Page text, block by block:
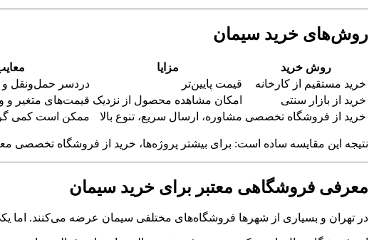
روش‌های خرید سیمان
روش خرید مزایا
خرید مستقیم از کارخانه
قیمت پایین‌تر
دردسر حمل‌ونقل و
خرید از بازار سنتی
امکان مشاهده محصول از نزدیک قیمت‌های متغیر و
خرید از فروشگاه تخصصی مشاوره، ارسال سریع، تنوع بالا ممکن است کمی
نتیجه این مقایسه ساده است: برای بیشتر پروژه‌ها، خرید از فروشگاه تخصصی
معرفی فروشگاهی معتبر برای خرید سیمان
در تهران و بسیاری از شهرها فروشگاه‌های مختلفی سیمان عرضه می‌کنند. اما